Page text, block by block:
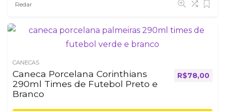
Redar
CANECAS
Caneca Porcelana Corinthians
290ml Times de Futebol Preto e
Branco
R$78,00